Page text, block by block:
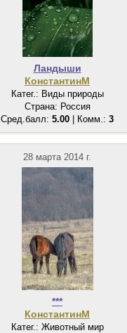
Ландыши
КонстантинМ
Катег.: Виды природы
Страна: Россия
Сред.балл: 5.00 | Комм.: 3
28 марта 2014 г.
***
КонстантинМ
Катег.: Животный мир